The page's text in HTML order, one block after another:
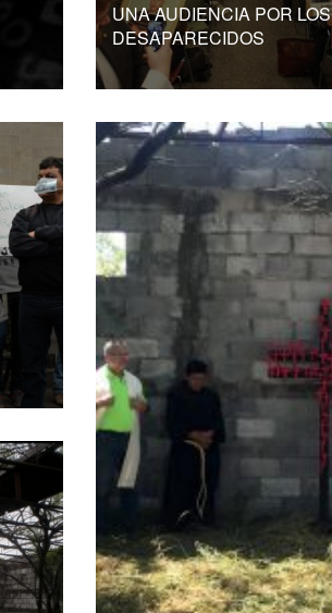
UNA AUDIENCIA POR LOS
DESAPARECIDOS